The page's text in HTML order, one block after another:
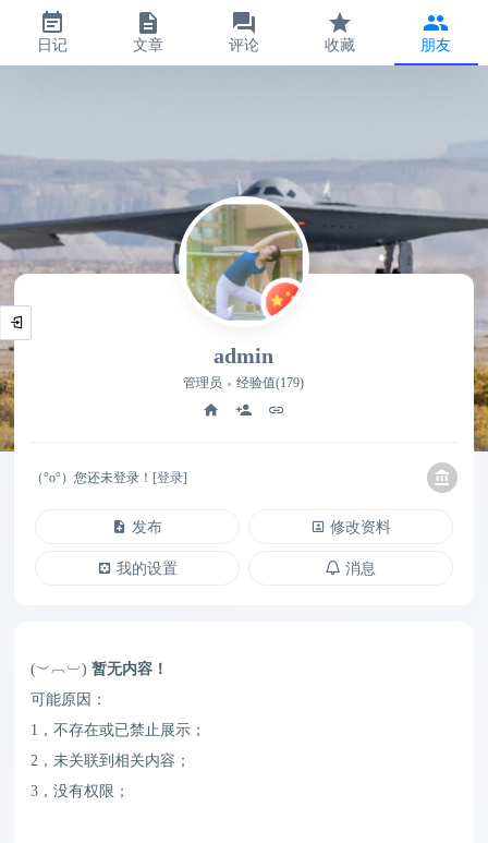
admin
管理员 经验值(179)
（°ο°）您还未登录！[登录]
发布 修改资料
我的设置 消息
日记 文章 评论 收藏 朋友
(︶︹︺)暂无内容！
可能原因：
1，不存在或已禁止展示；
2，未关联到相关内容；
3，没有权限；